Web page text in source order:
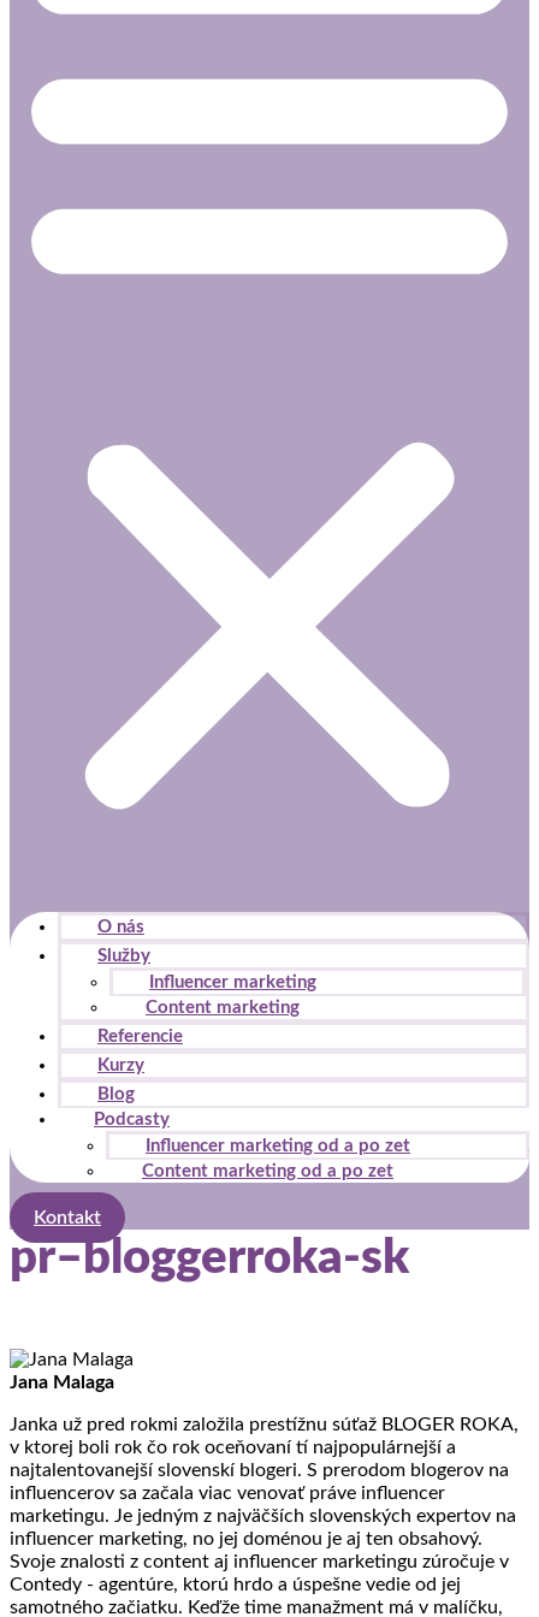
O nás
Služby
Influencer marketing
Content marketing
Referencie
Kurzy
Blog
Podcasty
Influencer marketing od a po zet
Content marketing od a po zet
Kontakt
pr–bloggerroka-sk
Jana Malaga
Janka už pred rokmi založila prestížnu súťaž BLOGER ROKA,
v ktorej boli rok čo rok oceňovaní tí najpopulárnejší a
najtalentovanejší slovenskí blogeri. S prerodom blogerov na
influencerov sa začala viac venovať práve influencer
marketingu. Je jedným z najväčších slovenských expertov na
influencer marketing, no jej doménou je aj ten obsahový.
Svoje znalosti z content aj influencer marketingu zúročuje v
Contedy - agentúre, ktorú hrdo a úspešne vedie od jej
samotného začiatku. Keďže time manažment má v malíčku,